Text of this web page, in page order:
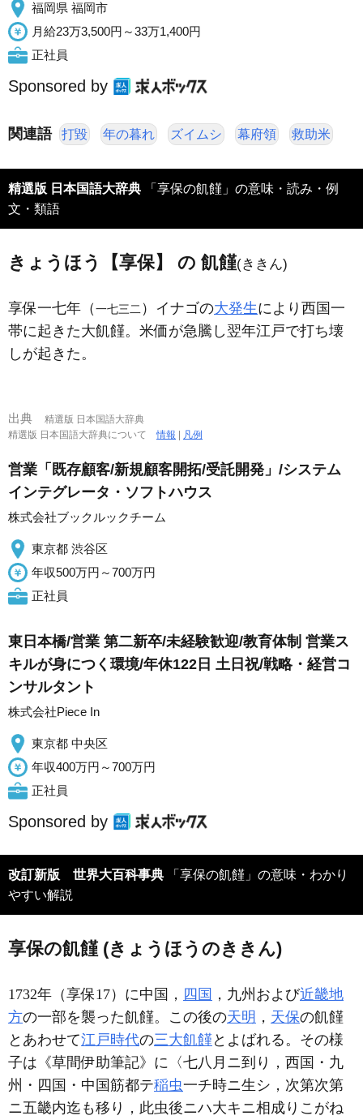
福岡県 福岡市
月給23万3,500円～33万1,400円
正社員
Sponsored by
関連語 打毀 年の暮れ ズイムシ 幕府領 救助米
精選版 日本国語大辞典 「享保の飢饉」の意味・読み・例
文・類語
きょうほう【享保】 の 飢饉(ききん)
享保一七年（一七三二 ）イナゴの大発生により西国一
帯に起きた大飢饉。米価が急騰し翌年江戸で打ち壊
しが起きた。
出典
精選版 日本国語大辞典
精選版 日本国語大辞典について情報 | 凡例
営業「既存顧客/新規顧客開拓/受託開発」/システム
インテグレータ・ソフトハウス
株式会社ブックルックチーム
東京都 渋谷区
年収500万円～700万円
正社員
東日本橋/営業 第二新卒/未経験歓迎/教育体制 営業ス
キルが身につく環境/年休122日 土日祝/戦略・経営コ
ンサルタント
株式会社Piece In
東京都 中央区
年収400万円～700万円
正社員
Sponsored by
改訂新版 世界大百科事典 「享保の飢饉」の意味・わかり
やすい解説
享保の飢饉 (きょうほうのききん)
1732年（享保17）に中国， 四国 ，九州および近畿地
方の一部を襲った飢饉。この後の天明 ， 天保の飢饉
とあわせて江戸時代の三大飢饉とよばれる。その様
子は《草間伊助筆記》に〈七八月ニ到り，西国・九
州・四国・中国筋都テ稲虫一チ時ニ生シ，次第次第
ニ五畿内迄も移り，此虫後ニハ大キニ相成りこがね